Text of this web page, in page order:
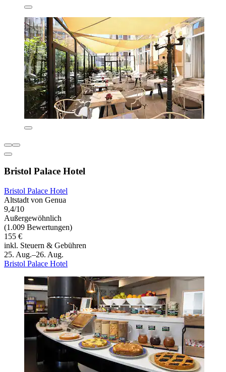
Bristol Palace Hotel
Bristol Palace Hotel
Altstadt von Genua
9,4/10
Außergewöhnlich
(1.009 Bewertungen)
155 €
inkl. Steuern & Gebühren
25. Aug.–26. Aug.
Bristol Palace Hotel